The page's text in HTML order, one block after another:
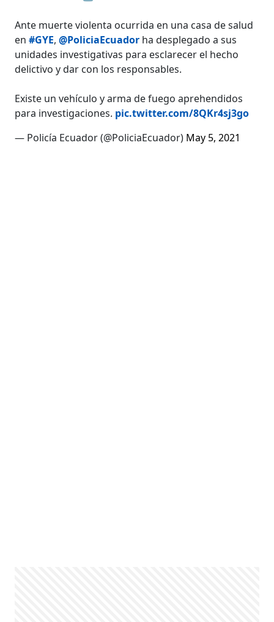
Ante muerte violenta ocurrida en una casa de salud
en#GYE,@PoliciaEcuador ha desplegado a sus
unidades investigativas para esclarecer el hecho
delictivo y dar con los responsables.
Existe un vehículo y arma de fuego aprehendidos
para investigaciones. pic.twitter.com/8QKr4sj3go
— Policía Ecuador (@PoliciaEcuador) May 5, 2021